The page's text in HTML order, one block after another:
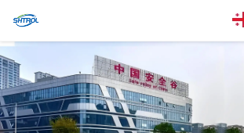
Ჩვენ შესახებ